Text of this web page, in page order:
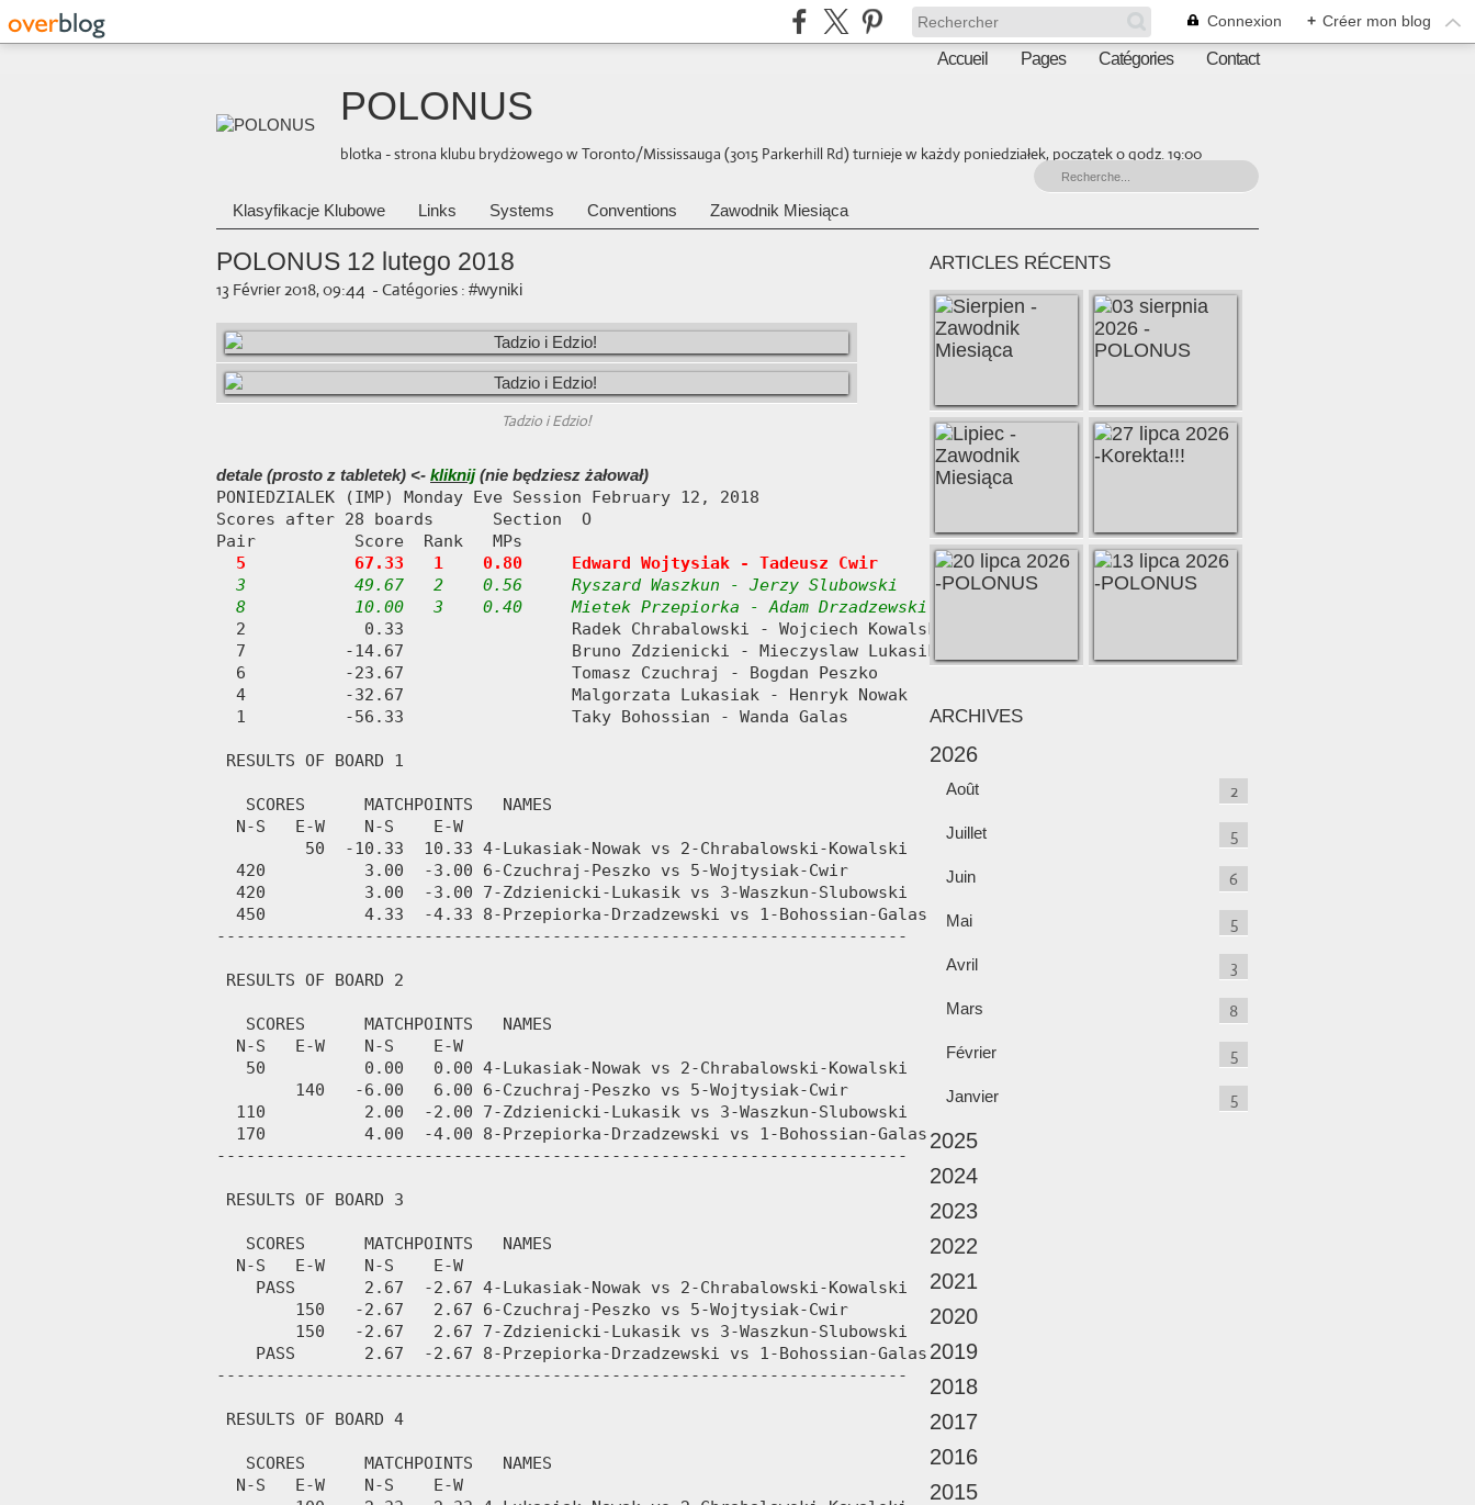
Connexion + Créer mon blog
Accueil Pages Catégories Contact
POLONUS
blotka - strona klubu brydżowego w Toronto/Mississauga (3015 Parkerhill Rd) turnieje w każdy poniedziałek, początek o godz. 19:00
Klasyfikacje Klubowe Links Systems Conventions Zawodnik Miesiąca
POLONUS 12 lutego 2018
13 Février 2018, 09:44 - Catégories : #wyniki
Tadzio i Edzio!
detale (prosto z tabletek) <- kliknij(nie będziesz żałował)
PONIEDZIALEK (IMP) Monday Eve Session February 12, 2018
Scores after 28 boards      Section  O
Pair          Score  Rank   MPs
5           67.33   1    0.80     Edward Wojtysiak - Tadeusz Cwir
3           49.67   2    0.56     Ryszard Waszkun - Jerzy Slubowski
  8           10.00   3    0.40     Mietek Przepiorka - Adam Drzadzewski
ARTICLES RÉCENTS
ARCHIVES
2026
Août 2
Juillet 5
Juin 6
Mai 5
Avril 3
Mars 8
Février 5
Janvier 5
2025
2024
2023
2022
2021
2020
2019
2018
2017
2016
2015